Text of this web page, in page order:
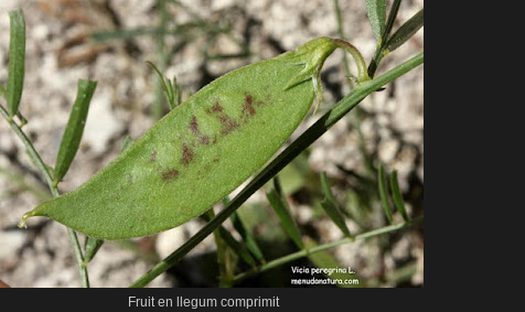
Fruit en llegum comprimit